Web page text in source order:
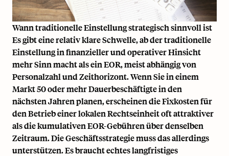
Wann traditionelle Einstellung strategisch sinnvoll ist
Es gibt eine relativ klare Schwelle, ab der traditionelle
Einstellung in finanzieller und operativer Hinsicht
mehr Sinn macht als ein EOR, meist abhängig von
Personalzahl und Zeithorizont. Wenn Sie in einem
Markt 50 oder mehr Dauerbeschäftigte in den
nächsten Jahren planen, erscheinen die Fixkosten für
den Betrieb einer lokalen Rechtseinheit oft attraktiver
als die kumulativen EOR-Gebühren über denselben
Zeitraum. Die Geschäftsstrategie muss das allerdings
unterstützen. Es braucht echtes langfristiges